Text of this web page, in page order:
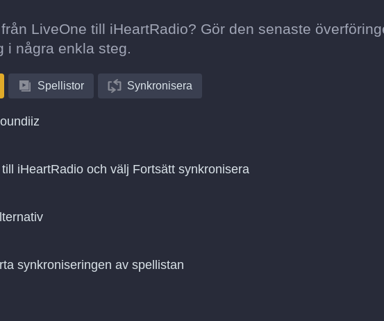
LiveOne till iHeartRadio? Gör den senaste
i några enkla steg.
Spellistor Synkronisera
iHeartRadio och välj Fortsätt synkronisera
synkroniseringen av spellistan